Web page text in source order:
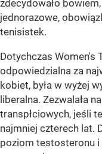
zdecydowało
jednorazowe,
tenisistek.
Dotychczas Women's
odpowiedzialna za
kobiet, była w wyżej
liberalna. Zezwalała
transpłciowych, jeśli
najmniej czterech lat.
poziom testosteronu i